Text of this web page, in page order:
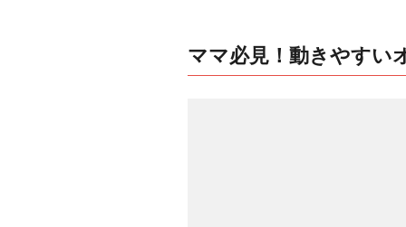
ママ必見！動きやすい